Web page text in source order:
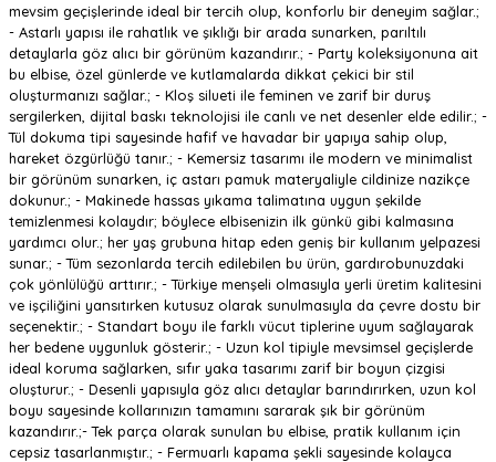
mevsim geçişlerinde ideal bir tercih olup, konforlu bir deneyim sağlar.;
- Astarlı yapısı ile rahatlık ve şıklığı bir arada sunarken, parıltılı
detaylarla göz alıcı bir görünüm kazandırır.; - Party koleksiyonuna ait
bu elbise, özel günlerde ve kutlamalarda dikkat çekici bir stil
oluşturmanızı sağlar.; - Kloş silueti ile feminen ve zarif bir duruş
sergilerken, dijital baskı teknolojisi ile canlı ve net desenler elde edilir.; -
Tül dokuma tipi sayesinde hafif ve havadar bir yapıya sahip olup,
hareket özgürlüğü tanır.; - Kemersiz tasarımı ile modern ve minimalist
bir görünüm sunarken, iç astarı pamuk materyaliyle cildinize nazikçe
dokunur.; - Makinede hassas yıkama talimatına uygun şekilde
temizlenmesi kolaydır; böylece elbisenizin ilk günkü gibi kalmasına
yardımcı olur.; her yaş grubuna hitap eden geniş bir kullanım yelpazesi
sunar.; - Tüm sezonlarda tercih edilebilen bu ürün, gardırobunuzdaki
çok yönlülüğü arttırır.; - Türkiye menşeli olmasıyla yerli üretim kalitesini
ve işçiliğini yansıtırken kutusuz olarak sunulmasıyla da çevre dostu bir
seçenektir.; - Standart boyu ile farklı vücut tiplerine uyum sağlayarak
her bedene uygunluk gösterir.; - Uzun kol tipiyle mevsimsel geçişlerde
ideal koruma sağlarken, sıfır yaka tasarımı zarif bir boyun çizgisi
oluşturur.; - Desenli yapısıyla göz alıcı detaylar barındırırken, uzun kol
boyu sayesinde kollarınızın tamamını sararak şık bir görünüm
kazandırır.;- Tek parça olarak sunulan bu elbise, pratik kullanım için
cepsiz tasarlanmıştır.; - Fermuarlı kapama şekli sayesinde kolayca